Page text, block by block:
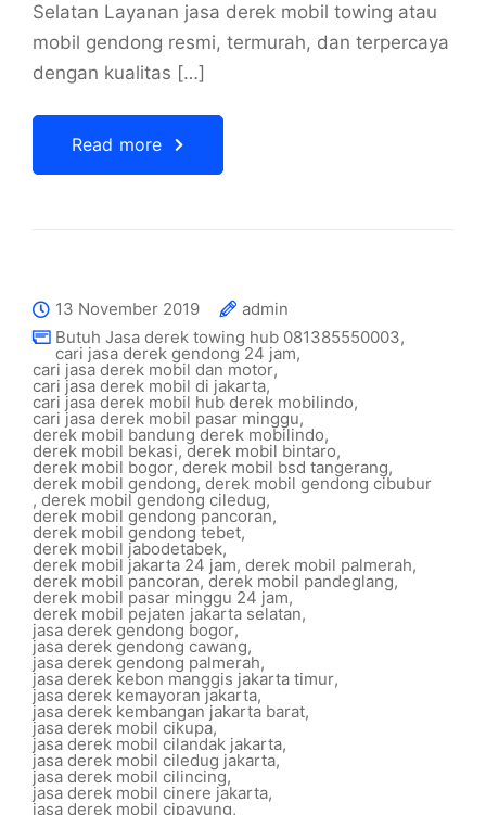
Selatan Layanan jasa derek mobil towing atau
mobil gendong resmi, termurah, dan terpercaya
dengan kualitas […]
Read more
13 November 2019
admin
Butuh Jasa derek towing hub 081385550003,
cari jasa derek gendong 24 jam,
cari jasa derek mobil dan motor,
cari jasa derek mobil di jakarta,
cari jasa derek mobil hub derek mobilindo,
cari jasa derek mobil pasar minggu,
derek mobil bandung derek mobilindo,
derek mobil bekasi, derek mobil bintaro,
derek mobil bogor,derek mobil bsd tangerang,
derek mobil gendong, derek mobil gendong cibubur
, derek mobil gendong ciledug,
derek mobil gendong pancoran,
derek mobil gendong tebet,
derek mobil jabodetabek,
derek mobil jakarta 24 jam, derek mobil palmerah,
derek mobil pancoran, derek mobil pandeglang,
derek mobil pasar minggu 24 jam,
derek mobil pejaten jakarta selatan,
jasa derek gendong bogor,
jasa derek gendong cawang,
jasa derek gendong palmerah,
jasa derek kebon manggis jakarta timur,
jasa derek kemayoran jakarta,
jasa derek kembangan jakarta barat,
jasa derek mobil cikupa,
jasa derek mobil cilandak jakarta,
jasa derek mobil ciledug jakarta,
jasa derek mobil cilincing,
jasa derek mobil cinere jakarta,
jasa derek mobil cipayung,